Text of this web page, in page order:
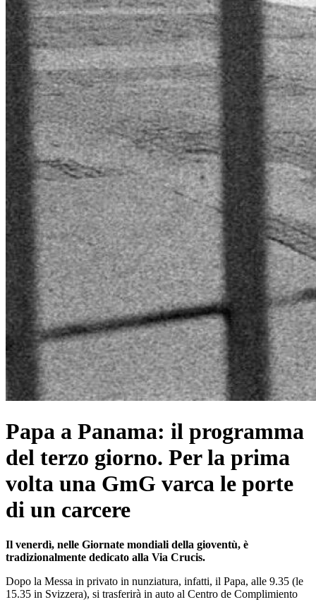
Papa a Panama: il programma
del terzo giorno. Per la prima
volta una GmG varca le porte
di un carcere
Il venerdì, nelle Giornate mondiali della gioventù, è
tradizionalmente dedicato alla Via Crucis.
Dopo la Messa in privato in nunziatura, infatti, il Papa, alle 9.35 (le
15.35 in Svizzera), si trasferirà in auto al Centro de Complimiento